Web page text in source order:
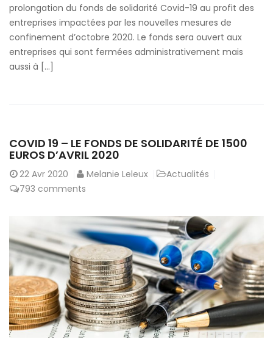
prolongation du fonds de solidarité Covid-19 au profit des
entreprises impactées par les nouvelles mesures de
confinement d’octobre 2020. Le fonds sera ouvert aux
entreprises qui sont fermées administrativement mais
aussi à […]
COVID 19 – LE FONDS DE SOLIDARITÉ DE 1500
EUROS D’AVRIL 2020
22 Avr 2020 Melanie Leleux
Actualités
793 comments